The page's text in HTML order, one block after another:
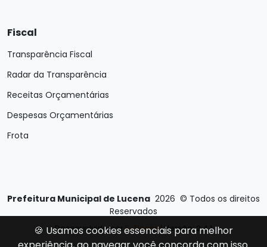
Fiscal
Transparência Fiscal
Radar da Transparência
Receitas Orçamentárias
Despesas Orçamentárias
Frota
Prefeitura Municipal de Lucena 2026 © Todos os direitos
Reservados
Desenvolvido porE-Ticons| Versão: 2.4.1
🍪 Usamos cookies essenciais para melhor